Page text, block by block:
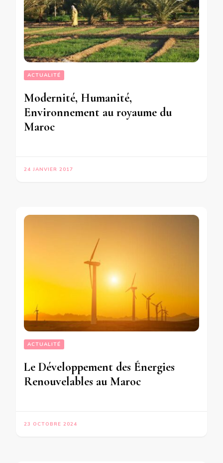
ACTUALITÉ
Modernité, Humanité,
Environnement au royaume du
Maroc
24 JANVIER 2017
ACTUALITÉ
Le Développement des Énergies
Renouvelables au Maroc
23 OCTOBRE 2024